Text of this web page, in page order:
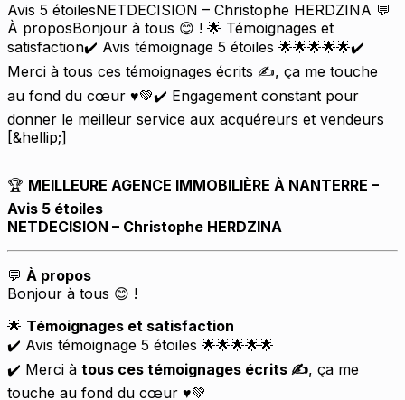
Avis 5 étoilesNETDECISION – Christophe HERDZINA 💬
À proposBonjour à tous 😊 ! 🌟 Témoignages et
satisfaction✔️ Avis témoignage 5 étoiles 🌟🌟🌟🌟🌟✔️
Merci à tous ces témoignages écrits ✍️, ça me touche
au fond du cœur ♥️💚✔️ Engagement constant pour
donner le meilleur service aux acquéreurs et vendeurs
[&hellip;]
🏆 MEILLEURE AGENCE IMMOBILIÈRE À NANTERRE –
Avis 5 étoiles
NETDECISION – Christophe HERDZINA
💬 À propos
Bonjour à tous 😊 !
🌟 Témoignages et satisfaction
✔️ Avis témoignage 5 étoiles 🌟🌟🌟🌟🌟
✔️ Merci à tous ces témoignages écrits ✍️, ça me
touche au fond du cœur ♥️💚